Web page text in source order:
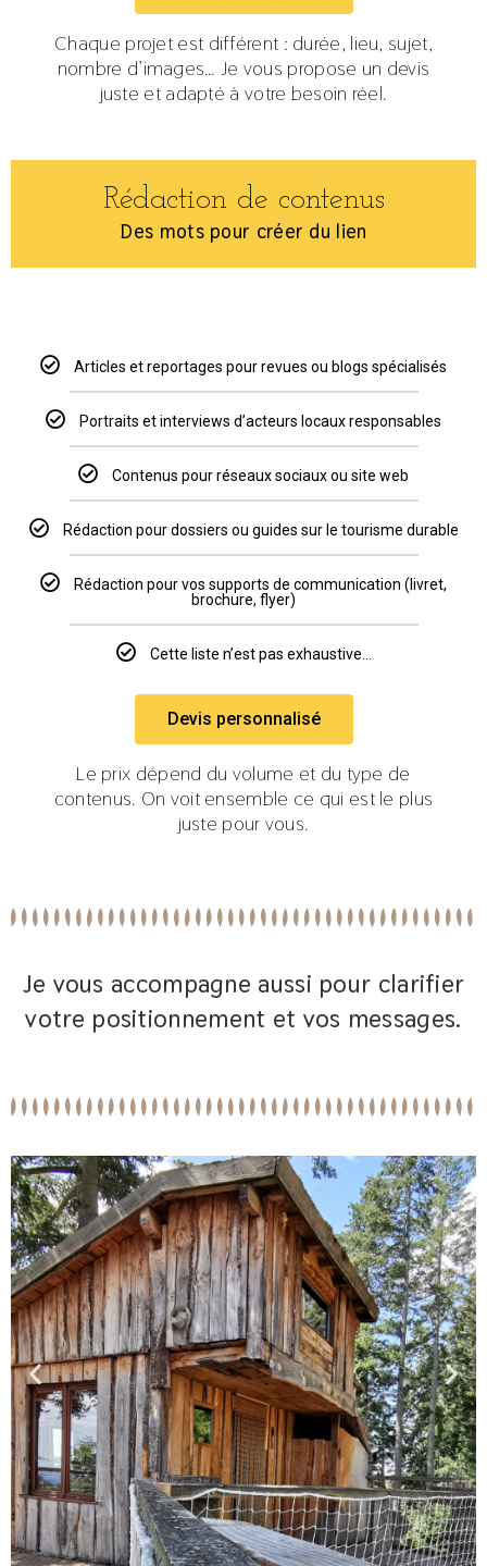
Chaque projet est différent : durée, lieu, sujet,
nombre d’images… Je vous propose un devis
juste et adapté à votre besoin réel.
Rédaction de contenus
Des mots pour créer du lien
Articles et reportages pour revues ou blogs spécialisés
Portraits et interviews d’acteurs locaux responsables
Contenus pour réseaux sociaux ou site web
Rédaction pour dossiers ou guides sur le tourisme durable
Rédaction pour vos supports de communication (livret,
brochure, flyer)
Cette liste n’est pas exhaustive...
Devis personnalisé
Le prix dépend du volume et du type de
contenus. On voit ensemble ce qui est le plus
juste pour vous.
Je vous accompagne aussi pour clarifier
votre positionnement et vos messages.